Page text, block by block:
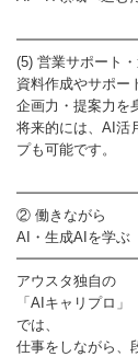
(5) 営業サポート
資料作成やサポー
企画力・提案力を
将来的には、AI活
プも可能です。
② 働きながら
AI・生成AIを学ぶ
アウスタ独自の
「AIキャリプロ」
では、
仕事をしながら、